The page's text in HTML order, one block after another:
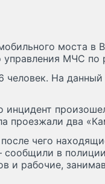
моста в
МЧС по
человек. На
инцидент
проезжали два
чего
в
и рабочие,